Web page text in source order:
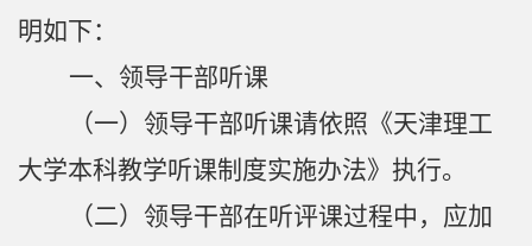
评
量
明如下：
一、领导干部听课
（一）领导干部听课请依照《天津理工
大学本科教学听课制度实施办法》执行。
（二）领导干部在听评课过程中，应加